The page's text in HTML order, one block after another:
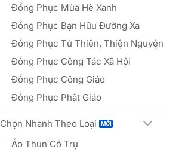
Đồng Phục Mùa Hè Xanh
Đồng Phục Bạn Hữu Đường Xa
Đồng Phục Từ Thiện, Thiện Nguyện
Đồng Phục Công Tác Xã Hội
Đồng Phục Công Giáo
Đồng Phục Phật Giáo
Chọn Nhanh Theo Loại
Áo Thun Cổ Trụ